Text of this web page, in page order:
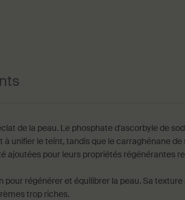
de la peau. Le phosphate d'ascorbyle de
unifier le teint, tandis que le carraghénane
ajoutées pour leurs propriétés régénérantes
régénérer et équilibrer la peau. Sa
trop riches.